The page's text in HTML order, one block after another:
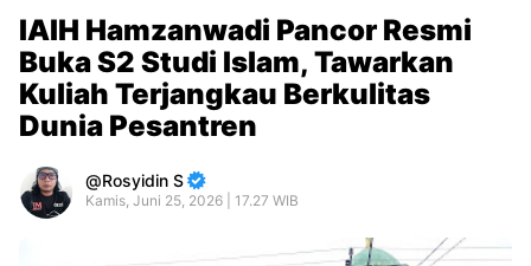
IAIH Hamzanwadi Pancor Resmi
Buka S2 Studi Islam, Tawarkan
Kuliah Terjangkau Berkulitas
Dunia Pesantren
Rosyidin S
Kamis, Juni 25, 2026 | 17.27 WIB